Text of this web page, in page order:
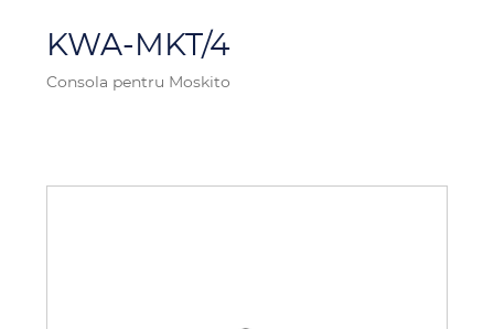
KWA-MKT/4
Consola pentru Moskito